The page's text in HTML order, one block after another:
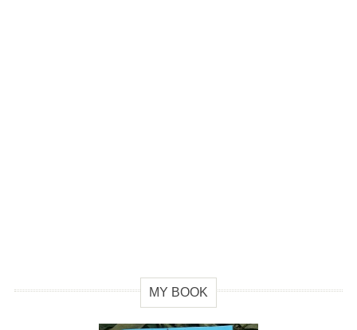
MY BOOK